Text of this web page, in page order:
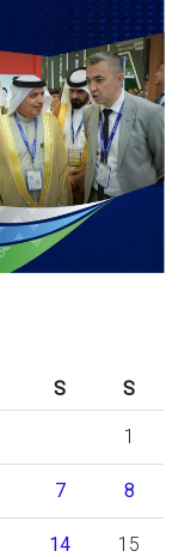
S S
1
7 8
14 15